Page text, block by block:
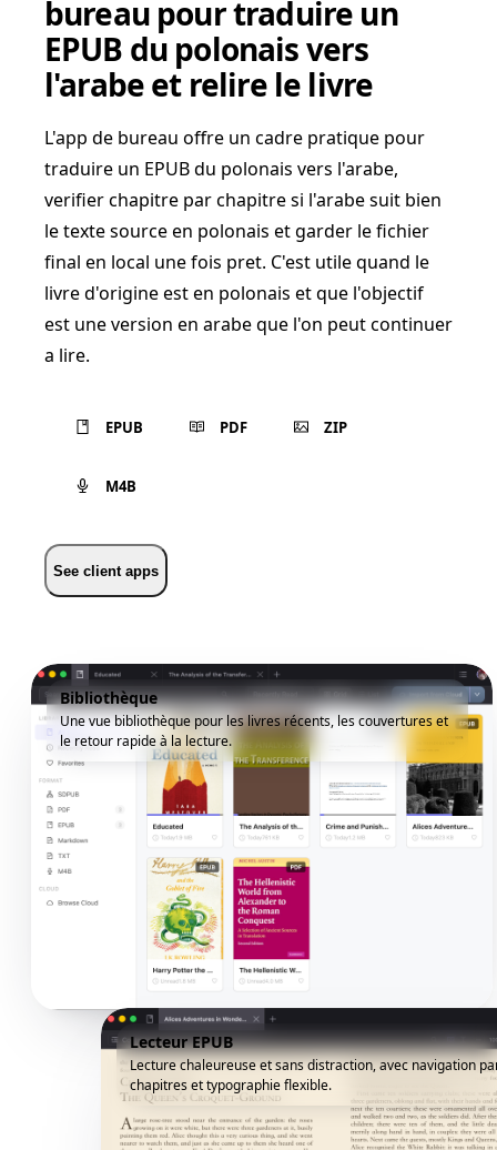
bureau pour traduire un
EPUB du polonais vers
l'arabe et relire le livre
L'app de bureau offre un cadre pratique pour
traduire un EPUB du polonais vers l'arabe,
verifier chapitre par chapitre si l'arabe suit bien
le texte source en polonais et garder le fichier
final en local une fois pret. C'est utile quand le
livre d'origine est en polonais et que l'objectif
est une version en arabe que l'on peut continuer
a lire.
EPUB PDF ZIP
M4B
See client apps
Bibliothèque
Une vue bibliothèque pour les livres récents, les couvertures et
le retour rapide à la lecture.
Lecteur EPUB
Lecture chaleureuse et sans distraction, avec navigation
chapitres et typographie flexible.